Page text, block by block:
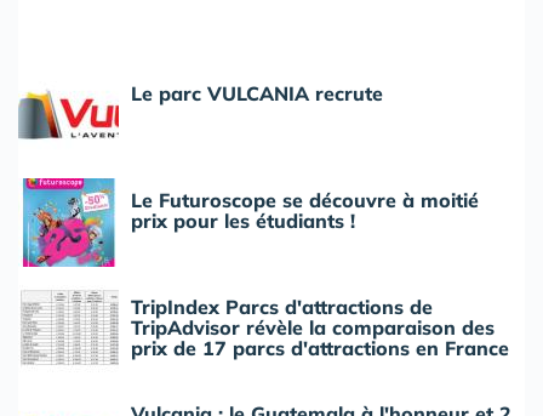
Le parc VULCANIA recrute
Le Futuroscope se découvre à moitié
prix pour les étudiants !
TripIndex Parcs d'attractions de
TripAdvisor révèle la comparaison des
prix de 17 parcs d'attractions en France